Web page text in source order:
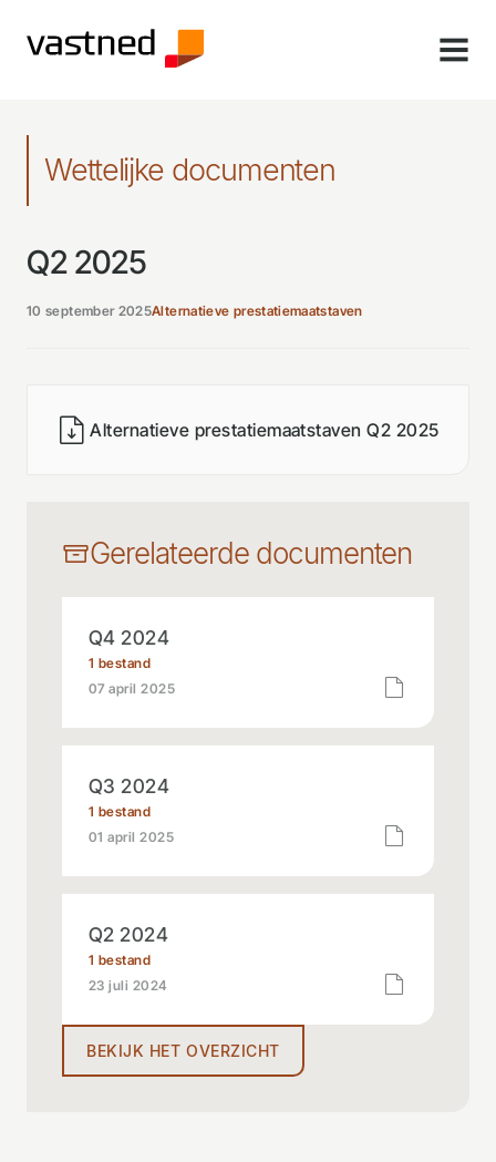
MENU
Wettelijke documenten
Q2 2025
10 september 2025Alternatieve prestatiemaatstaven
Alternatieve prestatiemaatstaven Q2 2025
Gerelateerde documenten
Q4 2024
1 bestand
07 april 2025
Q3 2024
1 bestand
01 april 2025
Q2 2024
1 bestand
23 juli 2024
BEKIJK HET OVERZICHT